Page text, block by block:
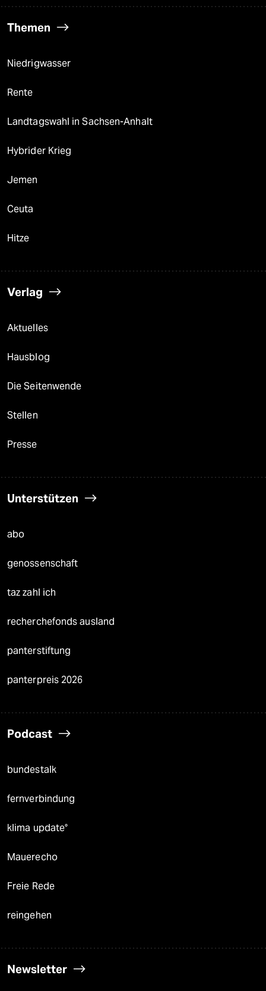
Themen
Niedrigwasser
Rente
Landtagswahl in Sachsen-Anhalt
Hybrider Krieg
Jemen
Ceuta
Hitze
Verlag
Aktuelles
Hausblog
Die Seitenwende
Stellen
Presse
Unterstützen
abo
genossenschaft
taz zahl ich
recherchefonds ausland
panterstiftung
panterpreis 2026
Podcast
bundestalk
fernverbindung
klima update°
Mauerecho
Freie Rede
reingehen
Newsletter